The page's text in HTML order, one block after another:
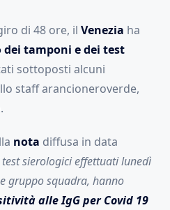
di 48 ore, il Venezia ha
dei tamponi e dei test
sottoposti alcuni
staff arancioneroverde,
nota diffusa in data
sierologici effettuati lunedì
gruppo squadra, hanno
alle IgG per Covid 19